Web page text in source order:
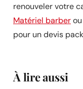
renouveler votre
Matériel barber
pour un devis
À lire aussi